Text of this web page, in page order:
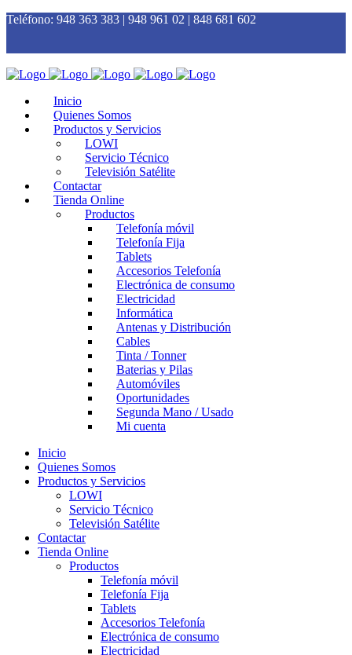
Teléfono: 948 363 383 | 948 961 02 | 848 681 602
Inicio
Quienes Somos
Productos y Servicios
LOWI
Servicio Técnico
Televisión Satélite
Contactar
Tienda Online
Productos
Telefonía móvil
Telefonía Fija
Tablets
Accesorios Telefonía
Electrónica de consumo
Electricidad
Informática
Antenas y Distribución
Cables
Tinta / Tonner
Baterias y Pilas
Automóviles
Oportunidades
Segunda Mano / Usado
Mi cuenta
Inicio
Quienes Somos
Productos y Servicios
LOWI
Servicio Técnico
Televisión Satélite
Contactar
Tienda Online
Productos
Telefonía móvil
Telefonía Fija
Tablets
Accesorios Telefonía
Electrónica de consumo
Electricidad